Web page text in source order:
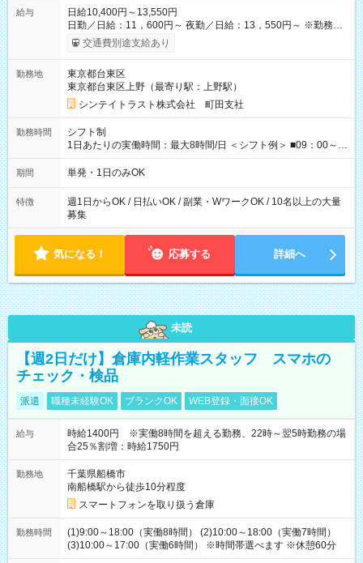
給与
日給10,400円～13,550円
日勤／日給：11，600円～ 夜勤／日給：13，550円～ ※勤務数
が週2日以下の場合 日勤／日給：10，400円 夜勤／日給：12，
350円 ■交通費別途全額支給 ※規定あり ■支払方法：日払い └日
⇒希望をお聞かせください♪ ■各種資格手当あり ■残業手当あり ■
日給保障あり └早く終わっても”全額”支給！ ・－・－・ ≪ 法定
研修 ≫ 研修時の給与： 日給10，000円×3日間（24時間） ＝研
修費として合計30，000円支給 ＋交通費全額支給 ※規定あり
【試用期間】試用期間なし
交通費別途支給あり
勤務地
東京都台東区
東京都台東区上野（最寄り駅：上野駅）
シンテイトラスト株式会社 町田支社
勤務時間
シフト制
1日あたりの実働時間：最大8時間/日 ＜シフト例＞ ■09：00～
18：00 ■20：00～翌5：00 など！ 上記時間内で、 実働8時
間・休憩1時間／日
期間 単発・1日のみOK
特徴
週1日からOK / 日払いOK / 副業・WワークOK / 10名以上の大量
募集
気になる！ 応募する 詳細へ
未読
【週2日だけ】倉庫内軽作業スタッフ スマホの
チェック・検品
派遣 職種未経験OK ブランクOK WEB登録・面接OK
給与
時給1400円 ※実働8時間を超える勤務、22時～翌5時勤務の場
合25％割増：時給1750円
勤務地
千葉県船橋市
南船橋駅から徒歩10分程度
スマートフォンを取り扱う倉庫
勤務時間
(1)9:00～18:00（実働8時間） (2)10:00～18:00（実働7時間）
(3)10:00～17:00（実働6時間） ※時間帯選べます ※休憩60分